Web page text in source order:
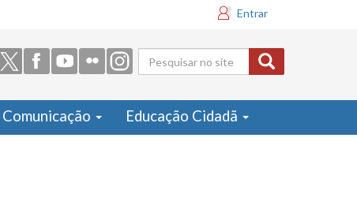
Entrar
Formulário
de busca
Comunicação Educação Cidadã